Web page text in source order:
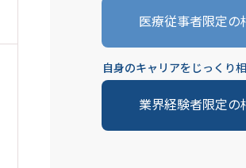
医療従事者限定の
自身のキャリアをじっくり
業界経験者限定の